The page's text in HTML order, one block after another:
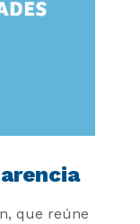
que reúne